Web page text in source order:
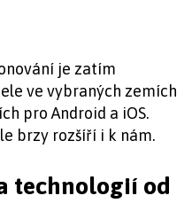
je zatím
ve vybraných zemích
pro Android a iOS.
brzy rozšíří i k nám.
technologií od